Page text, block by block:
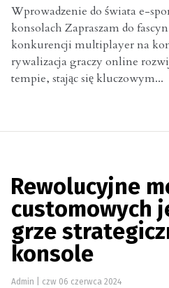
Wprowadzenie do świata e-
konsolach Zapraszam do
konkurencji multiplayer na
rywalizacja graczy online
tempie, stając się kluczowym...
Rewolucyjne
customowych
grze
konsole
Admin czw 06 czerwca 2024